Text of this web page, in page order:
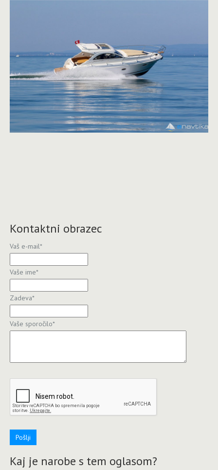
Kontaktni obrazec
Vaš e-mail*
Vaše ime*
Zadeva*
Vaše sporočilo*
Pošlji
Kaj je narobe s tem oglasom?